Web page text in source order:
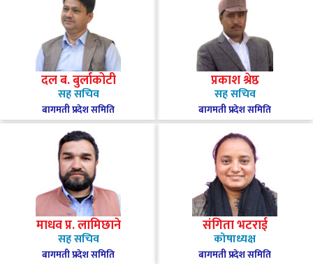
दल ब. बुर्लाकोटी
सह सचिव
बागमती प्रदेश समिति
प्रकाश श्रेष्ठ
सह सचिव
बागमती प्रदेश समिति
माधव प्र. लामिछाने
सह सचिव
बागमती प्रदेश समिति
संगिता भटराई
कोषाध्यक्ष
बागमती प्रदेश समिति